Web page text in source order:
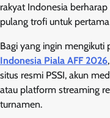
rakyat Indonesia
pulang trofi untuk
Bagi yang ingin mengikuti
Indonesia Piala AFF 2026
situs resmi PSSI, akun
atau platform streaming
turnamen.